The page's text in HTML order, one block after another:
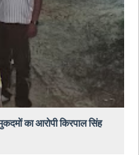
का आरोपी किरपाल सिंह